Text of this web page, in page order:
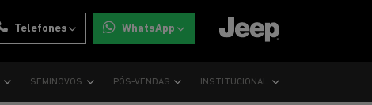
Telefones WhatsApp
SEMINOVOS PÓS-VENDAS INSTITUCIONAL